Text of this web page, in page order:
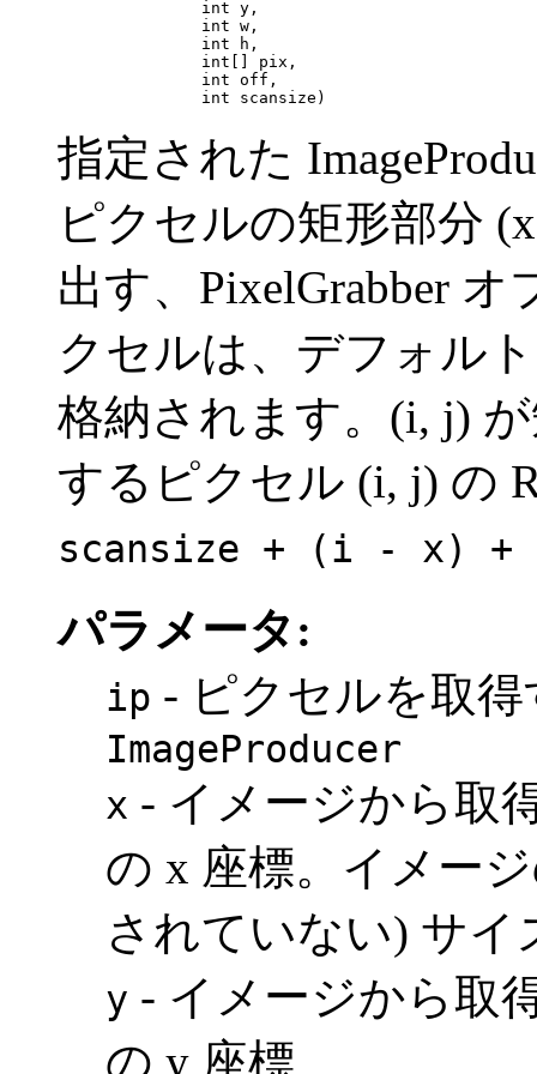
                    int y,
                    int w,
                    int h,
                    int[] pix,
                    int off,
                    int scansize)
指定された
ピクセルの矩形部分
出す、PixelGrabber
クセルは、デフォル
格納されます。(i, j)
するピクセル (i, j) の
scansize + (i - x)
パラメータ:
ip - ピクセルを取
ImageProducer
x - イメージから取
の x 座標。イメー
されていない) サイ
y - イメージから取
の y 座標